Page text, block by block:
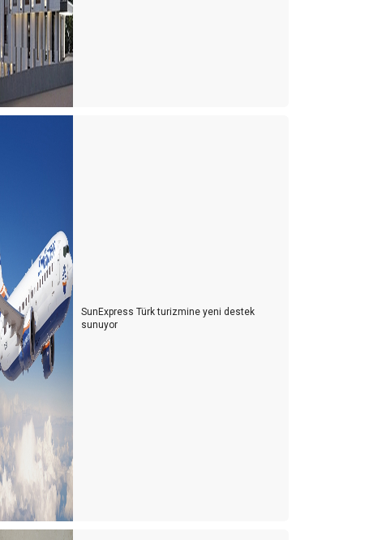
SunExpress Türk turizmine yeni destek
sunuyor